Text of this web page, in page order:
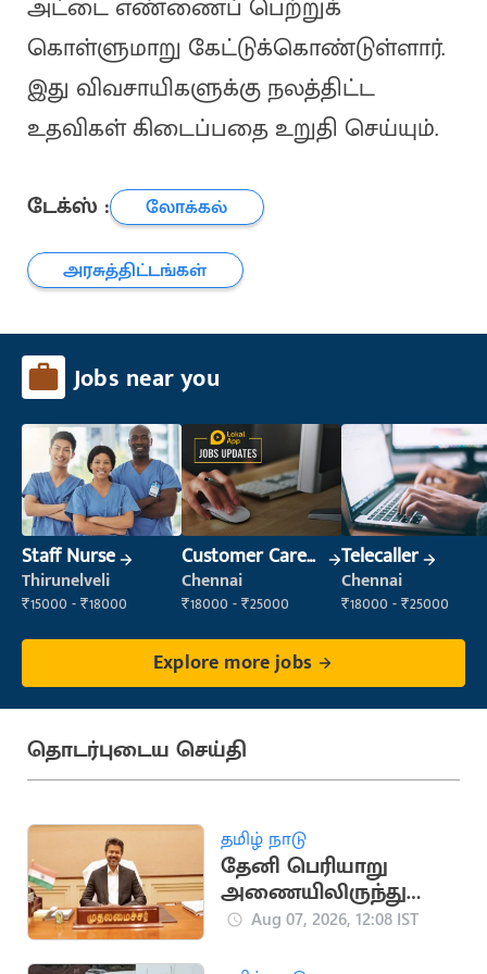
அட்டை எண்ணைப் பெற்றுக்
கொள்ளுமாறு கேட்டுக்கொண்டுள்ளார்.
இது விவசாயிகளுக்கு நலத்திட்ட
உதவிகள் கிடைப்பதை உறுதி செய்யும்.
டேக்ஸ் :
லோக்கல்
அரசுத்திட்டங்கள்
Jobs near you
Staff Nurse
Thirunelveli
₹15000 - ₹18000
Customer Care
Executive
Chennai
₹18000 - ₹25000
Telecaller
Chennai
₹18000 - ₹25000
Explore more jobs
தொடர்புடைய செய்தி
தமிழ் நாடு
தேனி பெரியாறு
அணையிலிருந்து
தண்ணீர் திறக்க
Aug 07, 2026, 12:08 IST